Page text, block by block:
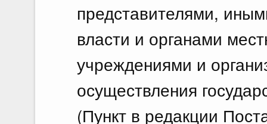
представителями,
власти и органами
учреждениями и
осуществления
(Пункт в редакции